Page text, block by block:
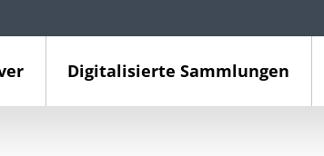
Digitalisierte Sammlungen